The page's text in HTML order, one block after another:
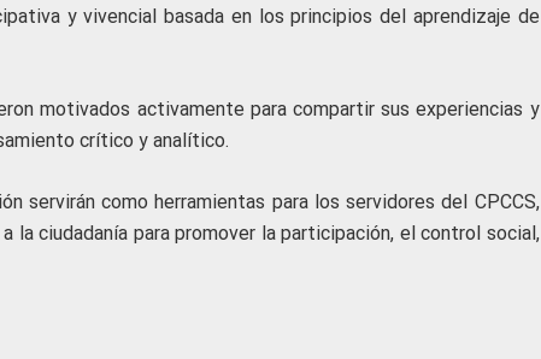
y vivencial basada en los principios del aprendizaje de
motivados activamente para compartir sus experiencias y
crítico y analítico.
servirán como herramientas para los servidores del CPCCS,
ciudadanía para promover la participación, el control social,